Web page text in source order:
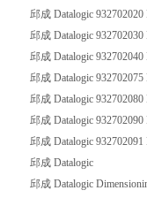
邱成 Datalogic
邱成 Datalogic
邱成 Datalogic
邱成 Datalogic
邱成 Datalogic
邱成 Datalogic
邱成 Datalogic
邱成 Datalogic
邱成 Datalogic